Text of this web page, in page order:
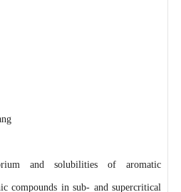
and solubilities of aromatic
compounds in sub- and supercritical